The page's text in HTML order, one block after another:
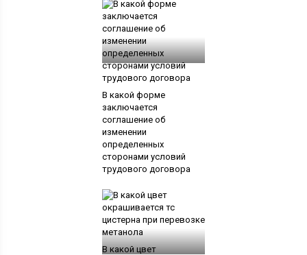
В какой форме
заключается
соглашение об
изменении
определенных
сторонами условий
трудового договора
В какой цвет